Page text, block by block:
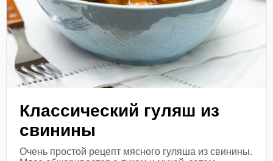
Классический гуляш из
свинины
Очень простой рецепт мясного гуляша из свинины.